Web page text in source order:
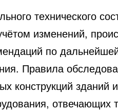
технического
изменений,
по
Правила
конструкций
отвечающих